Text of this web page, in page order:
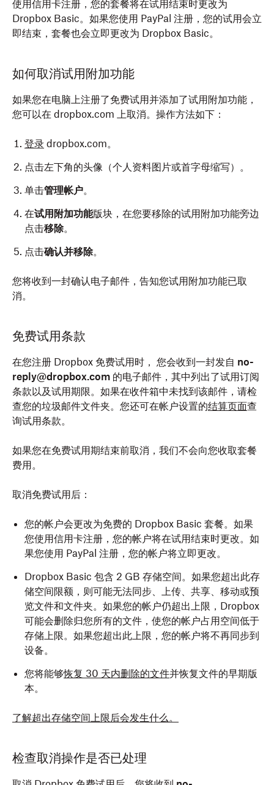
使用信用卡注册，您的套餐将在试用结束时更改为
Dropbox Basic。如果您使用 PayPal 注册，您的试用会立
即结束，套餐也会立即更改为 Dropbox Basic。
如何取消试用附加功能
如果您在电脑上注册了免费试用并添加了试用附加功能，
您可以在 dropbox.com 上取消。操作方法如下：
登录 dropbox.com。
点击左下角的头像（个人资料图片或首字母缩写）。
单击管理帐户。
在试用附加功能版块，在您要移除的试用附加功能旁边
点击移除。
点击确认并移除。
您将收到一封确认电子邮件，告知您试用附加功能已取
消。
免费试用条款
在您注册 Dropbox 免费试用时， 您会收到一封发自 no-
reply@dropbox.com 的电子邮件，其中列出了试用订阅
条款以及试用期限。如果在收件箱中未找到该邮件，请检
查您的垃圾邮件文件夹。您还可在帐户设置的结算页面查
询试用条款。
如果您在免费试用期结束前取消，我们不会向您收取套餐
费用。
取消免费试用后：
您的帐户会更改为免费的 Dropbox Basic 套餐。如果
您使用信用卡注册，您的帐户将在试用结束时更改。如
果您使用 PayPal 注册，您的帐户将立即更改。
Dropbox Basic 包含 2 GB 存储空间。如果您超出此存
储空间限额，则可能无法同步、上传、共享、移动或预
览文件和文件夹。如果您的帐户仍超出上限，Dropbox
可能会删除归您所有的文件，使您的帐户占用空间低于
存储上限。如果您超出此上限，您的帐户将不再同步到
设备。
您将能够恢复 30 天内删除的文件并恢复文件的早期版
本。
了解超出存储空间上限后会发生什么。
检查取消操作是否已处理